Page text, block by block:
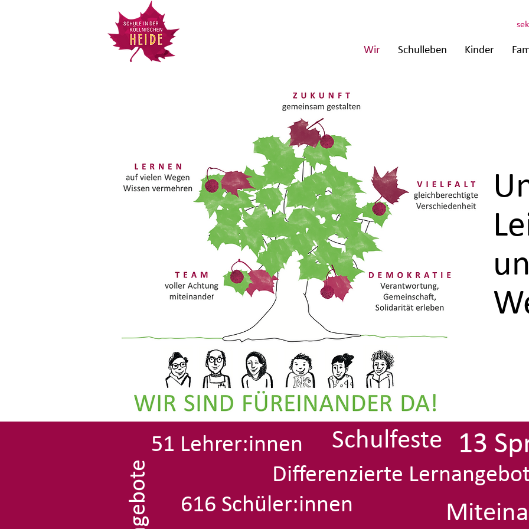
Wir Schulleben Kinder
Schulfeste
51 Lehrer:innen 13
Differenzierte
616 Schüler:innen